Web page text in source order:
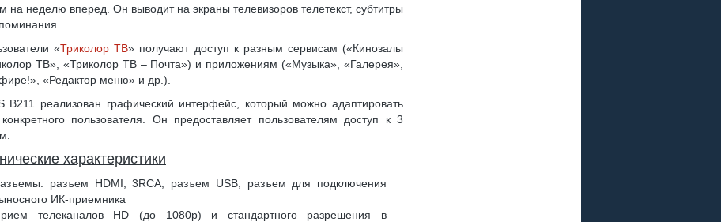
на неделю вперед. Он выводит на экраны телевизоров телетекст, субтитры
«Триколор ТВ» получают доступ к разным сервисам («Кинозалы
ТВ», «Триколор ТВ – Почта») и приложениям («Музыка», «Галерея»,
«Редактор меню» и др.).
B211 реализован графический интерфейс, который можно адаптировать
пользователя. Он предоставляет пользователям доступ к 3
характеристики
разъем HDMI, 3RCA, разъем USB, разъем для подключения
ИК-приемника
телеканалов HD (до 1080p) и стандартного разрешения в